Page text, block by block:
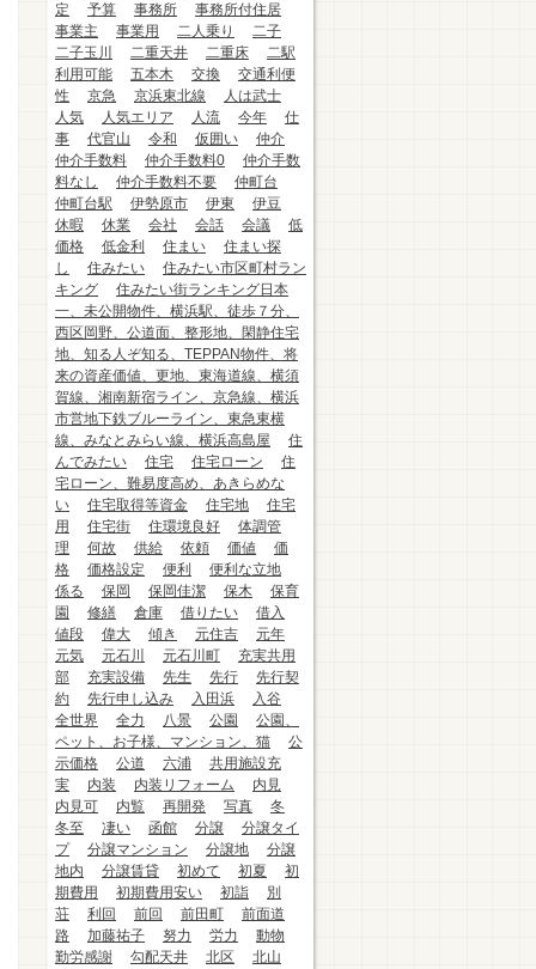
定
予算 事務所
事務所付住居
事業主
事業用 二人乗り
二子
二子玉川
二重天井 二重床
二駅
利用可能
五本木 交換
交通利便
性
京急 京浜東北線
人は武士
人気
人気エリア 人流 今年
仕
事
代官山 令和 仮囲い
仲介
仲介手数料
仲介手数料0
仲介手数
料なし
仲介手数料不要
仲町台
仲町台駅
伊勢原市 伊東
伊豆
休暇
休業 会社 会話 会議
低
価格
低金利 住まい
住まい探
し
住みたい
住みたい市区町村ラン
キング
住みたい街ランキング日本
一、未公開物件、横浜駅、徒歩７分、
西区岡野、公道面、整形地、閑静住宅
地、知る人ぞ知る、TEPPAN物件、将
来の資産価値、更地、東海道線、横須
賀線、湘南新宿ライン、京急線、横浜
市営地下鉄ブルーライン、東急東横
線、みなとみらい線、横浜高島屋
住
んでみたい
住宅 住宅ローン
住
宅ローン、難易度高め、あきらめな
い
住宅取得等資金 住宅地
住宅
用
住宅街 住環境良好
体調管
理
何故 供給 依頼 価値
価
格
価格設定 便利
便利な立地
係る
保岡 保岡佳潔 保木
保育
園
修繕 倉庫 借りたい
借入
値段
偉大 傾き 元住吉
元年
元気
元石川 元石川町
充実共用
部
充実設備 先生 先行
先行契
約
先行申し込み 入田浜
入谷
全世界
全力 八景 公園
公園、
ペット、お子様、マンション、猫
公
示価格
公道 六浦
共用施設充
実
内装 内装リフォーム
内見
内見可
内覧 再開発 写真
冬
冬至
凄い 函館 分譲
分譲タイ
プ
分譲マンション 分譲地
分譲
地内
分譲賃貸 初めて 初夏
初
期費用
初期費用安い 初詣
別
荘
利回 前回 前田町
前面道
路
加藤祐子 努力 労力
動物
勤労感謝
勾配天井 北区
北山